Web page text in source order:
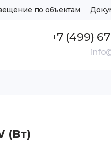
по объектам
+7 (499)
(Вт)